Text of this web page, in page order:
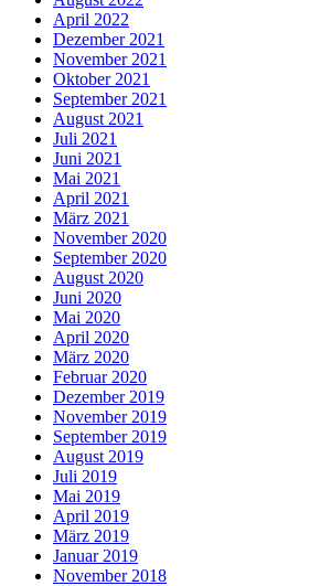
April 2022
Dezember 2021
November 2021
Oktober 2021
September 2021
August 2021
Juli 2021
Juni 2021
Mai 2021
April 2021
März 2021
November 2020
September 2020
August 2020
Juni 2020
Mai 2020
April 2020
März 2020
Februar 2020
Dezember 2019
November 2019
September 2019
August 2019
Juli 2019
Mai 2019
April 2019
März 2019
Januar 2019
November 2018